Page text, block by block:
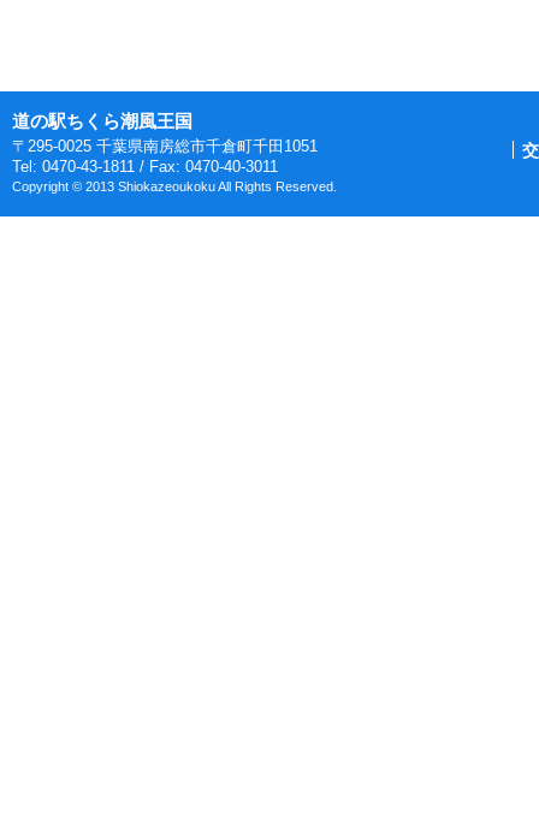
道の駅ちくら潮風王国
〒295-0025 千葉県南房総市千倉町千田1051
Tel: 0470-43-1811 / Fax: 0470-40-3011
Copyright © 2013 Shiokazeoukoku All Rights Reserved.